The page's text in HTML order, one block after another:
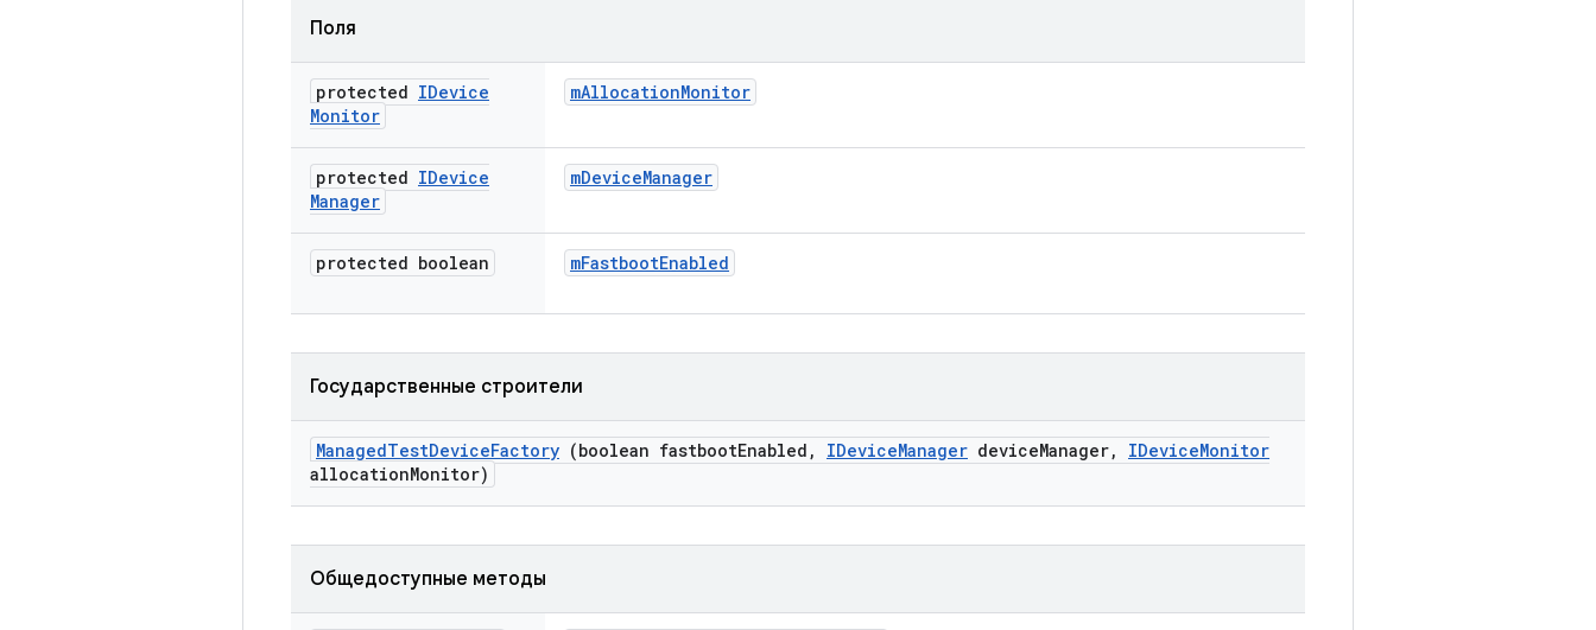
Поля
protected IDevice
Monitor
mAllocationMonitor
protected IDevice
Manager
mDeviceManager
protected boolean mFastbootEnabled
Государственные строители
ManagedTestDeviceFactory (boolean fastbootEnabled , IDeviceManager deviceManager, IDeviceMonitor
allocationMonitor)
Общедоступные методы